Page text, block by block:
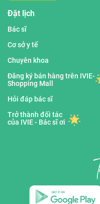
Đặt lịch
Bác sĩ
Cơ sở y tế
Chuyên khoa
Đăng ký bán hàng trên IVIE-
Shopping Mall
Hỏi đáp bác sĩ
Trở thành đối tác
của IVIE - Bác sĩ ơi